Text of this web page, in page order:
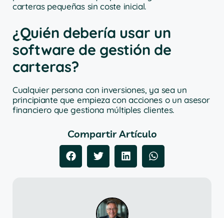
carteras pequeñas sin coste inicial.
¿Quién debería usar un
software de gestión de
carteras?
Cualquier persona con inversiones, ya sea un
principiante que empieza con acciones o un asesor
financiero que gestiona múltiples clientes.
Compartir Artículo